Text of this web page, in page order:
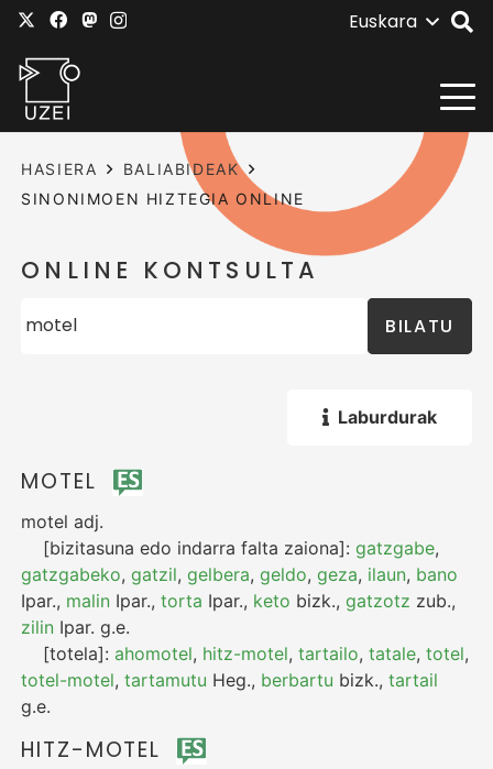
Euskara
HASIERA
BALIABIDEAK
SINONIMOEN HIZTEGIA ONLINE
ONLINE KONTSULTA
BILATU
Laburdurak
MOTEL
motel adj.
[bizitasuna edo indarra falta zaiona]:gatzgabe,
gatzgabeko,gatzil,gelbera,geldo,geza, ilaun, bano
Ipar., malin Ipar.,torta Ipar., keto bizk.,gatzotz zub.,
zilin Ipar. g.e.
[totela]:ahomotel, hitz-motel,tartailo,tatale,totel,
totel-motel,tartamutu Heg., berbartu bizk.,tartail
g.e.
HITZ-MOTEL